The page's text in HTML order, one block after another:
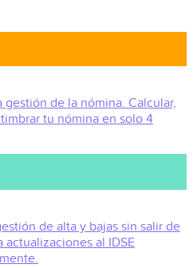
gestión de la nómina. Calcular,
tu nómina en solo 4
de alta y bajas sin salir de
actualizaciones al IDSE